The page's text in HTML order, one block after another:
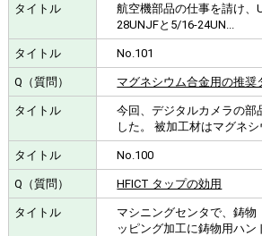
航空機部品の仕事を請け、
28UNJFと5/16-24UN...
No.101
マグネシウム合金用の推奨
今回、デジタルカメラの部
した。 被加工材はマグネシ
No.100
HFICT タップの効用
マシニングセンタで、鋳物
ッピング加工に鋳物用ハン